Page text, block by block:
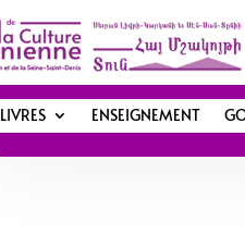
LIVRES ENSEIGNEMENT